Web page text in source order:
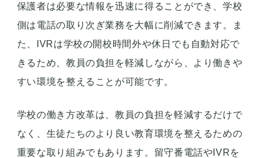
保護者は必要な情報を迅速に得ることができ、学校
側は電話の取り次ぎ業務を大幅に削減できます。ま
た、IVRは学校の開校時間外や休日でも自動対応で
きるため、教員の負担を軽減しながら、より働きや
すい環境を整えることが可能です。
学校の働き方改革は、教員の負担を軽減するだけで
なく、生徒たちのより良い教育環境を整えるための
重要な取り組みでもあります。留守番電話やIVRを